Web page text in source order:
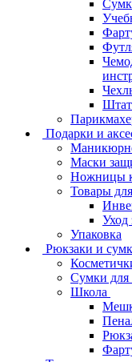
Подарки и
Маски
Ножницы
Товары
Уход
Упаковка
Рюкзаки и
Сумки для
Школа